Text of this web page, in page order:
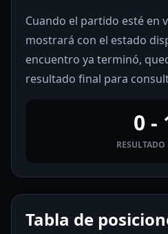
Cuando el partido esté en
mostrará con el estado
encuentro ya terminó,
resultado final para
0 -
Tabla de